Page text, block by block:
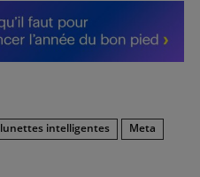
lunettes intelligentes
Meta